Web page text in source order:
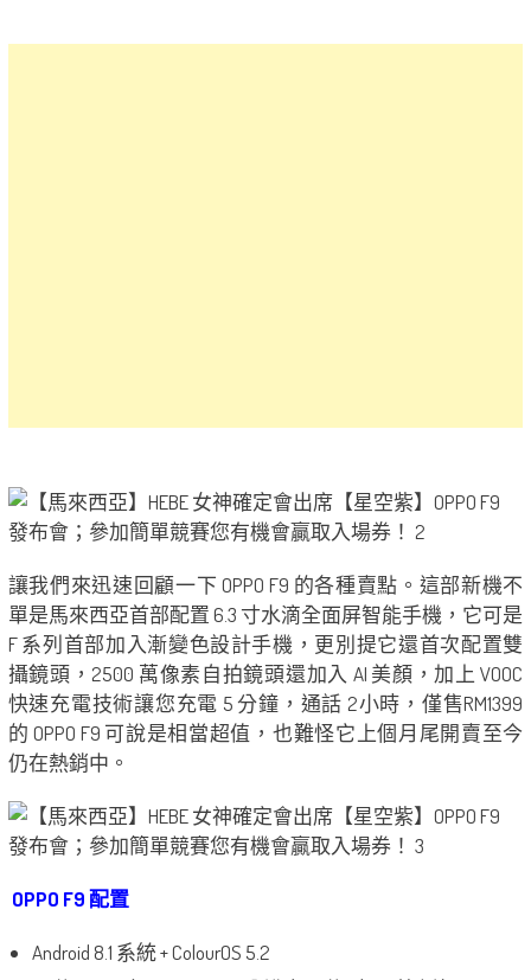
讓我們來迅速回顧一下 OPPO F9 的各種賣點。這部新機不
單是馬來西亞首部配置 6.3 寸水滴全面屏智能手機，它可是
F 系列首部加入漸變色設計手機，更別提它還首次配置雙
攝鏡頭，2500 萬像素自拍鏡頭還加入 AI 美顏，加上 VOOC
快速充電技術讓您充電 5 分鐘，通話 2小時，僅售RM1399
的 OPPO F9 可說是相當超值，也難怪它上個月尾開賣至今
仍在熱銷中。
OPPO F9 配置
Android 8.1 系統 + ColourOS 5.2